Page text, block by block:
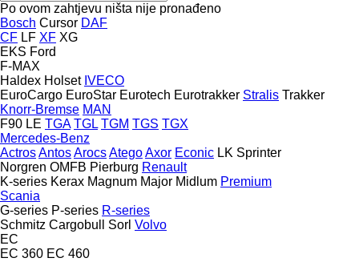
Po ovom zahtjevu ništa nije pronađeno
Bosch Cursor DAF
CF LF XF XG
EKS Ford
F-MAX
Haldex Holset IVECO
EuroCargo EuroStar Eurotech Eurotrakker Stralis Trakker
Knorr-Bremse MAN
F90 LE TGA TGL TGM TGS TGX
Mercedes-Benz
ActrosAntosArocsAtegoAxor Econic LK Sprinter
Norgren OMFB Pierburg Renault
K-series Kerax Magnum Major Midlum Premium
Scania
G-series P-series R-series
Schmitz Cargobull
Sorl Volvo
EC
EC 360 EC 460